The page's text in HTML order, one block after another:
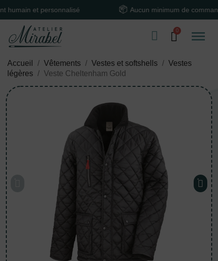
et personnalisé Aucun minimum de commande
Accueil Vêtements Vestes et softshells
Vestes
légères
Veste Cheltenham Gold